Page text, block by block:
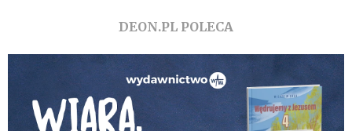
DEON.PL POLECA